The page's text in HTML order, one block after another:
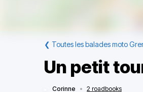
❮ Toutes les balades moto
Un petit
Corinne • 2 roadbooks